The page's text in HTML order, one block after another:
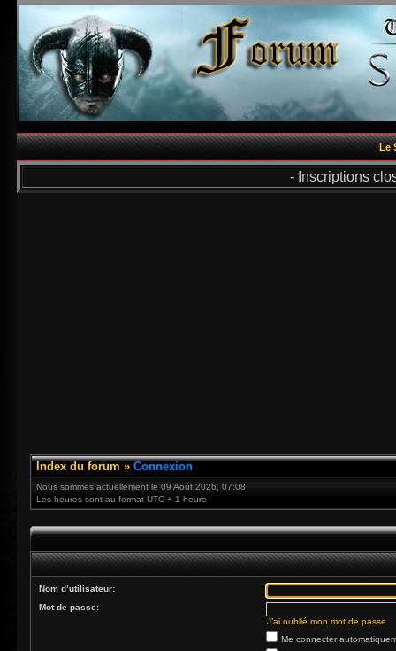
Le
- Inscriptions
Index du forum » Connexion
Nous sommes actuellement le 09 Août 2026, 07:08
Les heures sont au format UTC + 1 heure
Nom d’utilisateur:
Mot de passe:
J’ai oublié mon mot de passe
Me connecter